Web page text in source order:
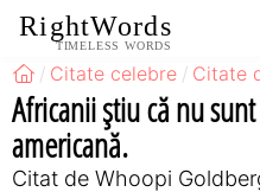
RightWords
TIMELESS WORDS
Citate celebre Citate
Africanii ştiu că nu
americană.
Citat de Whoopi